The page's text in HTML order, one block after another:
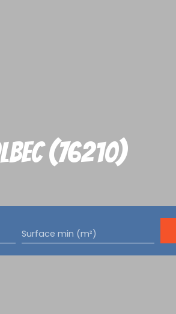
(76210)
Surface min (m²)